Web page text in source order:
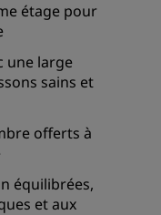
étage pour
une large
sains et
offerts à
équilibrées,
et aux